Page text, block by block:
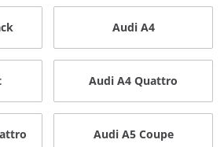
Audi A4
Audi A4 Quattro
Audi A5 Coupe